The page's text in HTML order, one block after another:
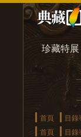
珍藏特展
首頁 目錄
首頁
目錄